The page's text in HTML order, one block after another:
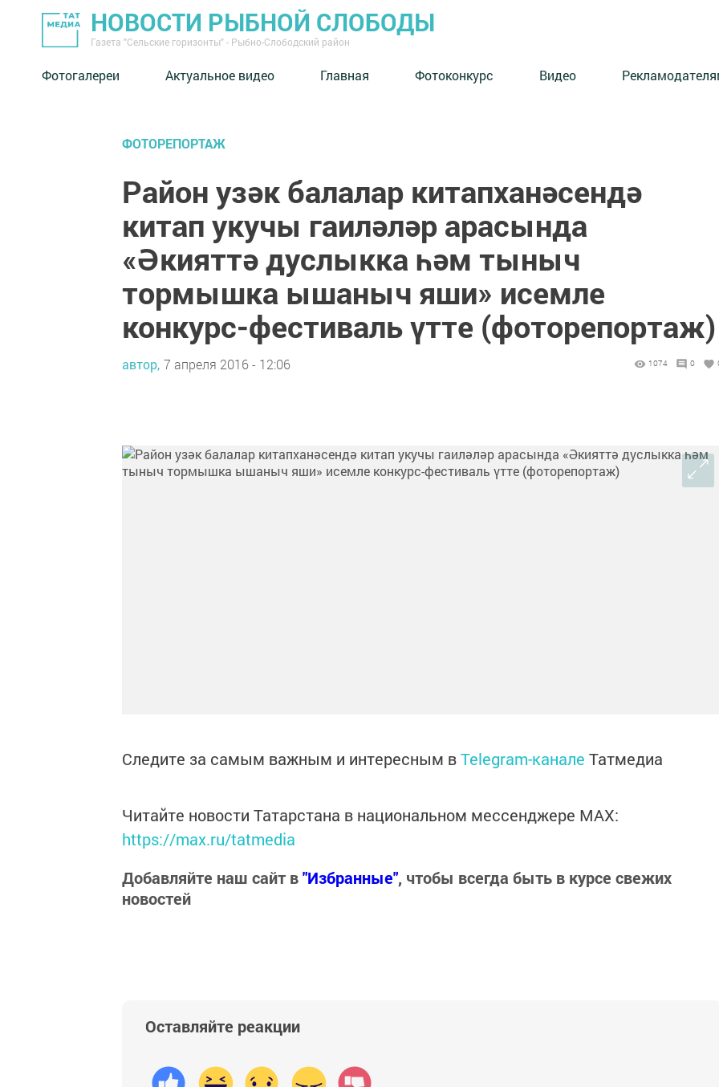
НОВОСТИ РЫБНОЙ СЛОБОДЫ
Газета "Сельские горизонты" - Рыбно-Слободский район
Фотогалереи Актуальное видео Главная Фотоконкурс Видео
ФОТОРЕПОРТАЖ
Район узәк балалар китапханәсендә
китап укучы гаиләләр арасында
«Әкияттә дуслыкка һәм тыныч
тормышка ышаныч яши» исемле
конкурс-фестиваль үтте (фоторепортаж)
автор, 7 апреля 2016 - 12:06 1074 0
Следите за самым важным и интересным вTelegram-канале Татмедиа
Читайте новости Татарстана в национальном мессенджере MАХ:
https://max.ru/tatmedia
Добавляйте наш сайт в"Избранные", чтобы всегда быть в курсе свежих
новостей
Оставляйте реакции